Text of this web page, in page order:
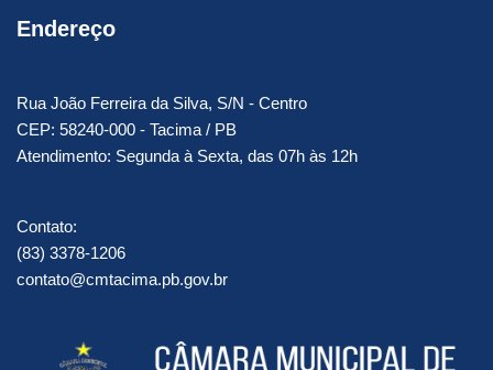
Endereço
Rua João Ferreira da Silva, S/N - Centro
CEP: 58240-000 - Tacima / PB
Atendimento: Segunda à Sexta, das 07h às 12h
Contato:
(83) 3378-1206
contato@cmtacima.pb.gov.br